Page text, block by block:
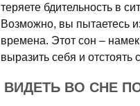
теряете бдительность в
Возможно, вы пытаетесь
времена. Этот сон –
выразить себя и отстоять
ВИДЕТЬ ВО СНЕ